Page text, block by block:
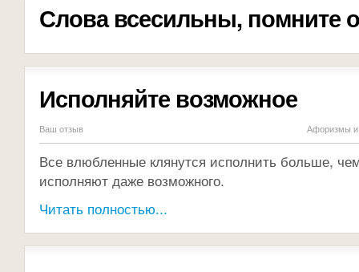
Слова всесильны, помните
Исполняйте возможное
Ваш отзыв Афоризмы и
Все влюбленные клянутся исполнить больше,
исполняют даже возможного.
Читать полностью...